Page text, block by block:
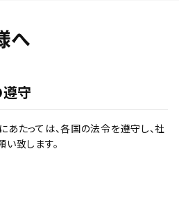
へ
守
たっては、各国の法令を遵守し、社
致します。